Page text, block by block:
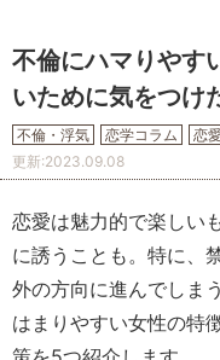
不倫にハマりやす
いために気をつけ
不倫・浮気 恋学コラム 恋
更新:2023.09.08
恋愛は魅力的で楽しい
に誘うことも。特に、
外の方向に進んでしま
はまりやすい女性の特